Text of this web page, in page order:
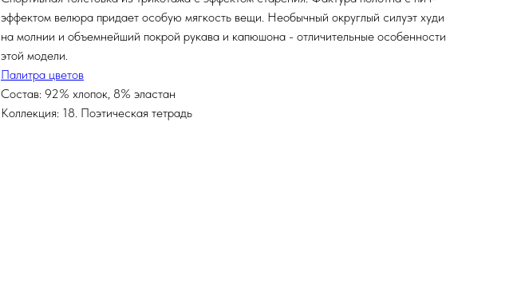
эффектом велюра придает особую мягкость вещи. Необычный округлый силуэт худи
на молнии и объемнейший покрой рукава и капюшона - отличительные особенности
этой модели.
Палитра цветов
Состав: 92% хлопок, 8% эластан
Коллекция: 18. Поэтическая тетрадь